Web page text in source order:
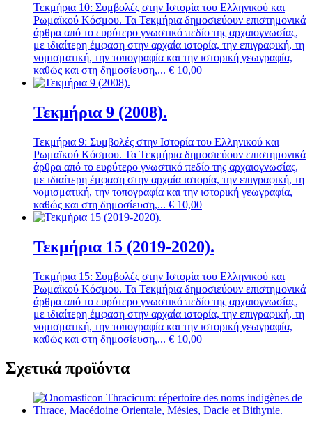
Τεκμήρια 10: Συμβολές στην Ιστορία του Ελληνικού και
Ρωμαϊκού Κόσμου. Τα Τεκμήρια δημοσιεύουν επιστημονικά
άρθρα από το ευρύτερο γνωστικό πεδίο της αρχαιογνωσίας,
με ιδιαίτερη έμφαση στην αρχαία ιστορία, την επιγραφική, τη
νομισματική, την τοπογραφία και την ιστορική γεωγραφία,
καθώς και στη δημοσίευση,... € 10,00
Τεκμήρια 9 (2008).
Τεκμήρια 9: Συμβολές στην Ιστορία του Ελληνικού και
Ρωμαϊκού Κόσμου. Τα Τεκμήρια δημοσιεύουν επιστημονικά
άρθρα από το ευρύτερο γνωστικό πεδίο της αρχαιογνωσίας,
με ιδιαίτερη έμφαση στην αρχαία ιστορία, την επιγραφική, τη
νομισματική, την τοπογραφία και την ιστορική γεωγραφία,
καθώς και στη δημοσίευση,... € 10,00
Τεκμήρια 15 (2019-2020).
Τεκμήρια 15: Συμβολές στην Ιστορία του Ελληνικού και
Ρωμαϊκού Κόσμου. Τα Τεκμήρια δημοσιεύουν επιστημονικά
άρθρα από το ευρύτερο γνωστικό πεδίο της αρχαιογνωσίας,
με ιδιαίτερη έμφαση στην αρχαία ιστορία, την επιγραφική, τη
νομισματική, την τοπογραφία και την ιστορική γεωγραφία,
καθώς και στη δημοσίευση,... € 10,00
Σχετικά προϊόντα